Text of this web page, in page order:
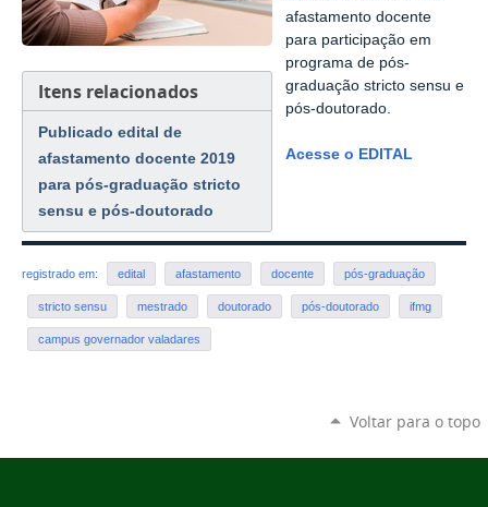
Itens relacionados
Publicado edital de
afastamento docente 2019
para pós-graduação stricto
sensu e pós-doutorado
afastamento docente
para participação em
programa de pós-
graduação stricto sensu e
pós-doutorado.
Acesse o EDITAL
registrado em: edital afastamento docente pós-graduação
stricto sensu mestrado doutorado pós-doutorado ifmg
campus governador valadares
Voltar para o topo